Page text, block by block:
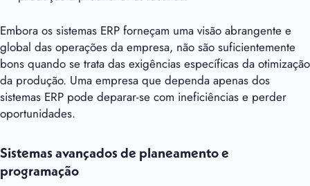
Embora os sistemas ERP forneçam uma visão abrangente e
global das operações da empresa, não são suficientemente
bons quando se trata das exigências específicas da otimização
da produção. Uma empresa que dependa apenas dos
sistemas ERP pode deparar-se com ineficiências e perder
oportunidades.
Sistemas avançados de planeamento e
programação